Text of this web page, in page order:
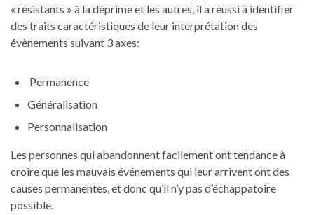
« résistants » à la déprime et les autres, il a réussi à identifier
des traits caractéristiques de leur interprétation des
évènements suivant 3 axes:
Permanence
Généralisation
Personnalisation
Les personnes qui abandonnent facilement ont tendance à
croire que les mauvais événements qui leur arrivent ont des
causes permanentes, et donc qu’il n’y pas d’échappatoire
possible.